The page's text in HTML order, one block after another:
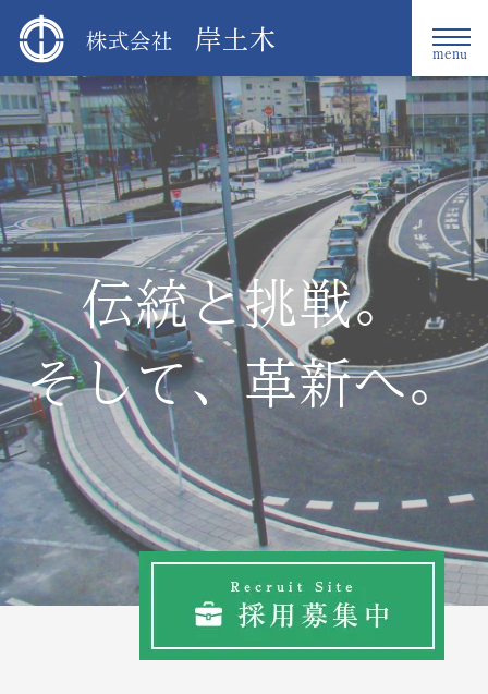
株式会社 岸土木
menu
伝統と挑戦。
そして、革新へ。